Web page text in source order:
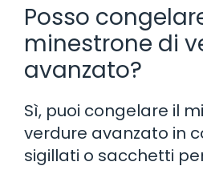
Posso
minestrone di
avanzato?
Sì, puoi congelare il
verdure avanzato in
sigillati o sacchetti